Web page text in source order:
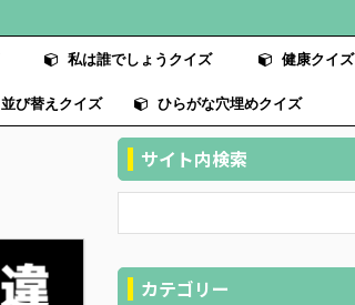
私は誰でしょうクイズ 健康クイズ
並び替えクイズ ひらがな穴埋めクイズ
サイト内検索
カテゴリー